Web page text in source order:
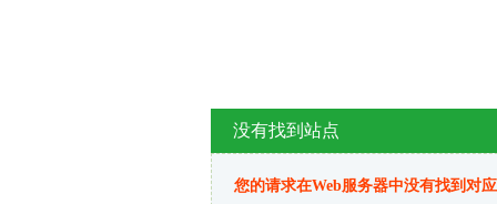
没有找到站点
您的请求在Web服务器中没有找到对